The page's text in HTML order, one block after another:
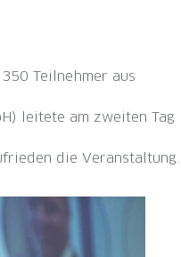
Teilnehmer aus
leitete am zweiten Tag
die Veranstaltung.